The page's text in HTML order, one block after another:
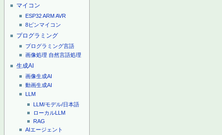
マイコン
ESP32ARMAVR
8ピンマイコン
プログラミング
プログラミング言語
画像処理 自然言語処理
生成AI
画像生成AI
動画生成AI
LLM
LLM/モデル/日本語
ローカルLLM
RAG
AIエージェント